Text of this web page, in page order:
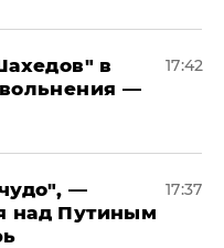
в
—
17:42
—
над Путиным
17:37